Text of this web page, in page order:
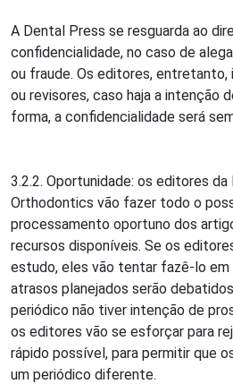
A Dental Press se resguarda ao
confidencialidade, no caso de
ou fraude. Os editores,
ou revisores, caso haja a intenção
forma, a confidencialidade será
3.2.2. Oportunidade: os editores
Orthodontics vão fazer todo o
processamento oportuno dos
recursos disponíveis. Se os
estudo, eles vão tentar fazê-lo em
atrasos planejados serão
periódico não tiver intenção de
os editores vão se esforçar para
rápido possível, para permitir que
um periódico diferente.